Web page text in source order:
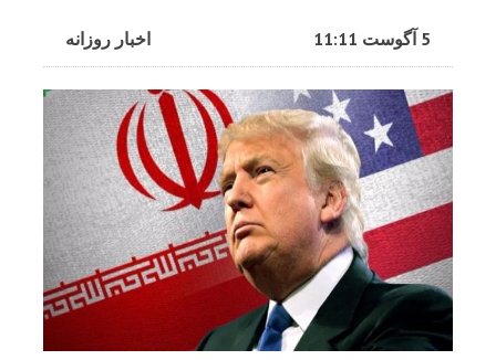
اخبار روزانه 5 آگوست 11:11